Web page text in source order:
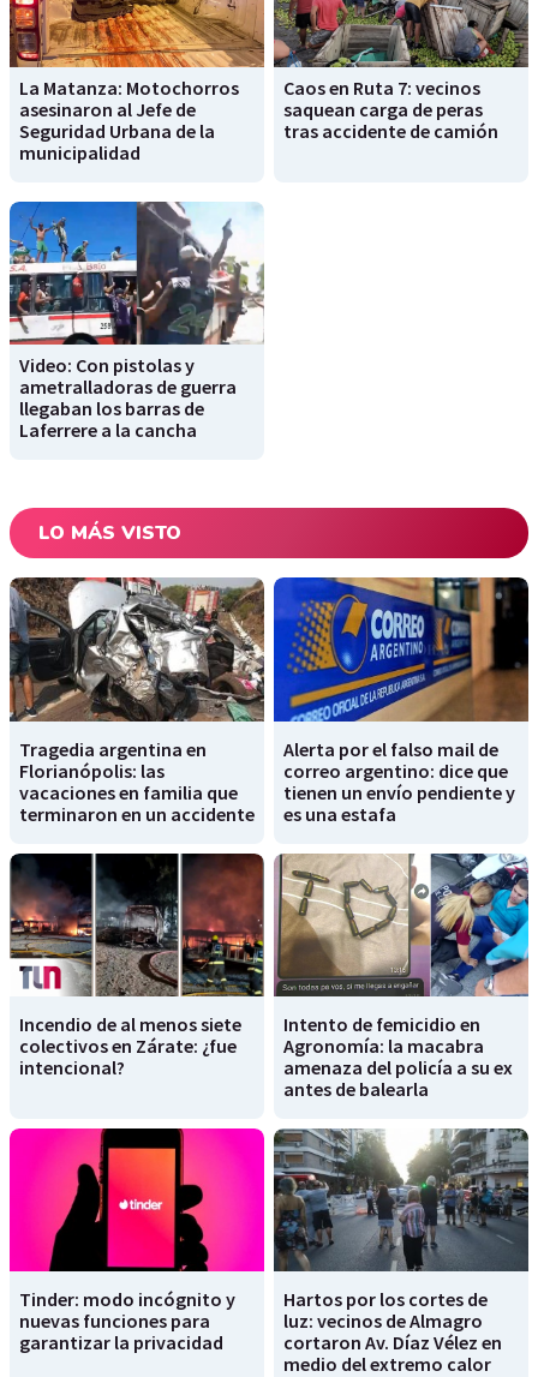
La Matanza: Motochorros
asesinaron al Jefe de
Seguridad Urbana de la
municipalidad
Caos en Ruta 7: vecinos
saquean carga de peras
tras accidente de camión
Video: Con pistolas y
ametralladoras de guerra
llegaban los barras de
Laferrere a la cancha
LO MÁS VISTO
Tragedia argentina en
Florianópolis: las
vacaciones en familia que
terminaron en un accidente
Alerta por el falso mail de
correo argentino: dice que
tienen un envío pendiente y
es una estafa
Incendio de al menos siete
colectivos en Zárate: ¿fue
intencional?
Intento de femicidio en
Agronomía: la macabra
amenaza del policía a su ex
antes de balearla
Tinder: modo incógnito y
nuevas funciones para
garantizar la privacidad
Hartos por los cortes de
luz: vecinos de Almagro
cortaron Av. Díaz Vélez en
medio del extremo calor